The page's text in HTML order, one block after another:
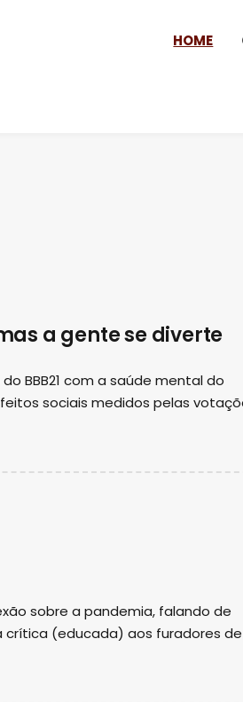
HOME
a gente se diverte
BBB21 com a saúde mental do
sociais medidos pelas
sobre a pandemia, falando de
crítica (educada) aos furadores de